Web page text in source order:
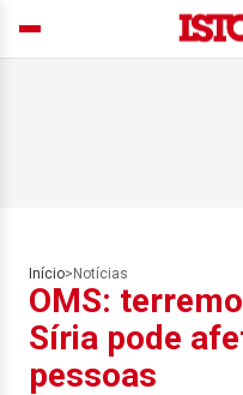
Início> Notícias
OMS:
Síria pode
pessoas